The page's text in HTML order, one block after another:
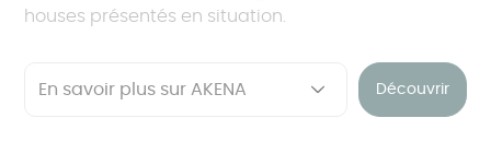
houses présentés en situation.
Découvrir